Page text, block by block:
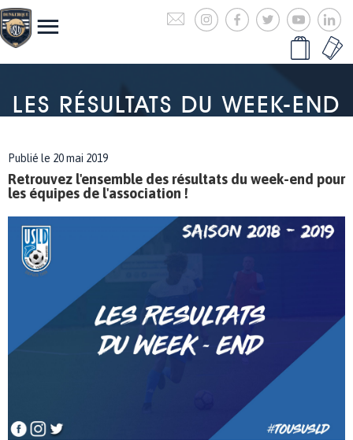
LES RÉSULTATS DU WEEK-END
Publié le 20 mai 2019
Retrouvez l'ensemble des résultats du week-end pour
les équipes de l'association !